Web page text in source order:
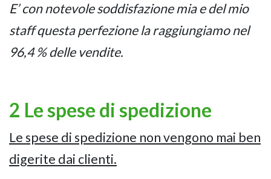
E’ con notevole soddisfazione mia e del mio
staff questa perfezione la raggiungiamo nel
96,4 % delle vendite.
2 Le spese di spedizione
Le spese di spedizione non vengono mai ben
digerite dai clienti.